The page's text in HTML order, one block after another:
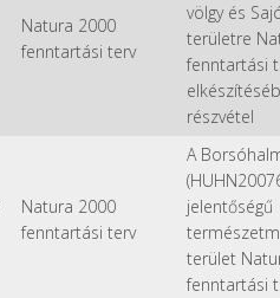
Natura 2000
fenntartási terv
völgy és
területre
fenntartási
részvétel
Natura 2000
fenntartási terv
A
jelentőségű
terület
fenntartási